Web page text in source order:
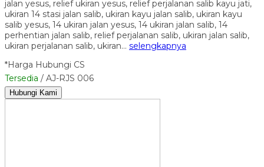
jalan yesus, relief ukiran yesus, relief perjalanan salib kayu jati,
ukiran 14 stasi jalan salib, ukiran kayu jalan salib, ukiran kayu
salib yesus, 14 ukiran jalan yesus, 14 ukiran jalan salib, 14
perhentian jalan salib, relief perjalanan salib, ukiran jalan salib,
ukiran perjalanan salib, ukiran… selengkapnya
*Harga Hubungi CS
Tersedia / AJ-RJS 006
Hubungi Kami